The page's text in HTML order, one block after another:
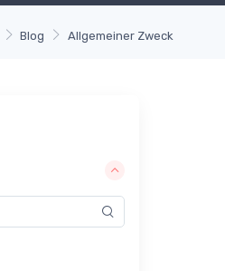
Blog Allgemeiner Zweck